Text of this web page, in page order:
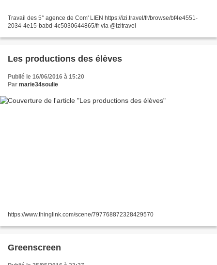
Travail des 5° agence de Com' LIEN https://izi.travel/fr/browse/bf4e4551-
2034-4e15-babd-4c5030644865/fr via @izitravel
Les productions des élèves
Publié le 16/06/2016 à 15:20
Par marie34soulie
https://www.thinglink.com/scene/797768872328429570
Greenscreen